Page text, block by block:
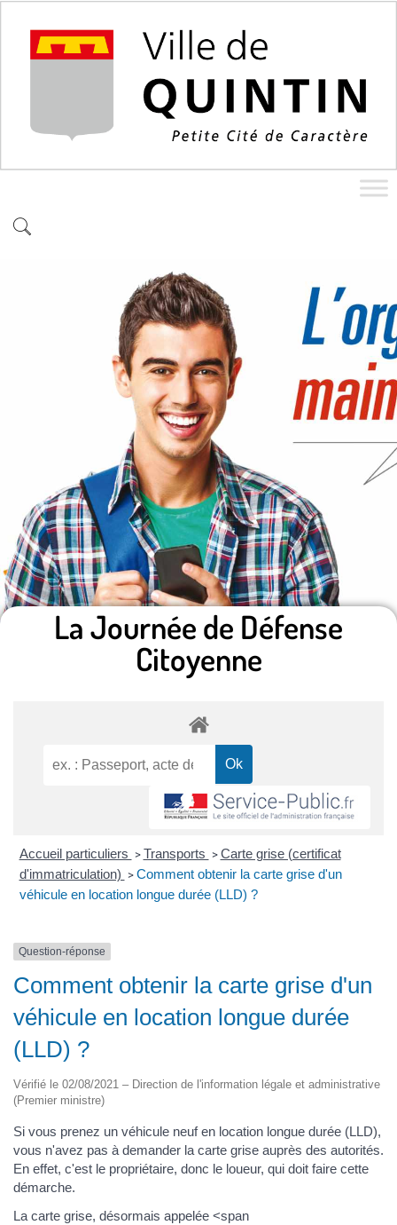
La Journée de Défense
Citoyenne
Accueil particuliers > Transports > Carte grise (certificat
d'immatriculation) > Comment obtenir la carte grise d'un
véhicule en location longue durée (LLD) ?
Question-réponse
Comment obtenir la carte grise d'un
véhicule en location longue durée
(LLD) ?
Vérifié le 02/08/2021 – Direction de l'information légale et administrative
(Premier ministre)
Si vous prenez un véhicule neuf en location longue durée (LLD),
vous n'avez pas à demander la carte grise auprès des autorités.
En effet, c'est le propriétaire, donc le loueur, qui doit faire cette
démarche.
La carte grise, désormais appelée <span